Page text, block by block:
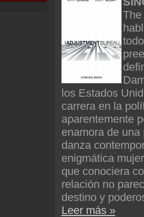
los Estados
carrera en la
aparentemente
enamora de
danza
enigmática
que conociera
relación no
destino y
Leer más »